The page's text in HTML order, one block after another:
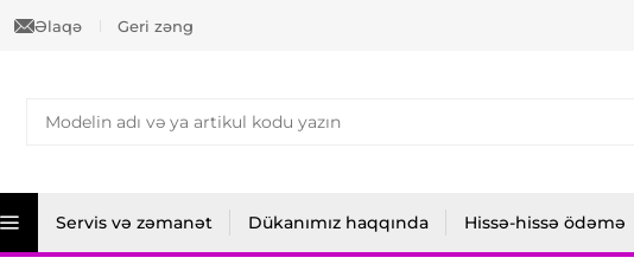
Əlaqə Geri zəng
Servis və zəmanət Dükanımız haqqında Hissə-hissə ödəmə